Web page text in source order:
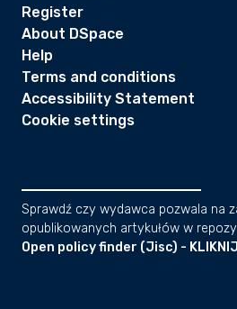
Register
About DSpace
Help
Terms and conditions
Accessibility Statement
Cookie settings
Sprawdź czy wydawca pozwala na
opublikowanych artykułów w
Open policy finder (Jisc) - KLIKNIJ